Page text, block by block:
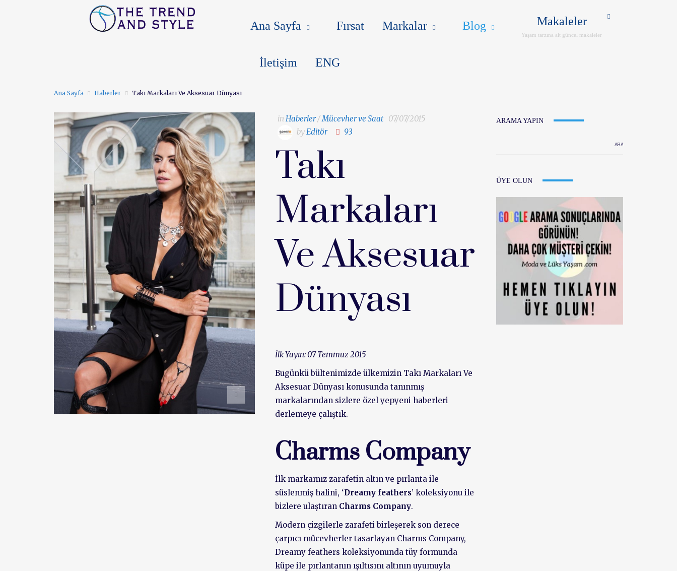
ANA SAYFA FIRSAT İLETIŞIM ENG
Ana Sayfa Fırsat Markalar Blog Makaleler
Yaşam tarzına ait güncel makaleler
İletişim ENG
Ana Sayfa Haberler Takı Markaları Ve Aksesuar Dünyası
in Haberler/Mücevher ve Saat 07/07/2015
byEditör 93
Takı
Markaları
Ve Aksesuar
Dünyası
İlk Yayın: 07 Temmuz 2015
Bugünkü bültenimizde ülkemizin Takı Markaları Ve
Aksesuar Dünyası konusunda tanınmış
markalarından sizlere özel yepyeni haberleri
derlemeye çalıştık.
Charms Company
İlk markamız zarafetin altın ve pırlanta ile
süslenmiş halini, ‘Dreamy feathers’ koleksiyonu ile
bizlere ulaştıran Charms Company.
Modern çizgilerle zarafeti birleşerek son derece
çarpıcı mücevherler tasarlayan Charms Company,
Dreamy feathers koleksiyonunda tüy formunda
küpe ile pırlantanın ışıltısını altının uyumuyla
ARAMA YAPIN
ÜYE OLUN